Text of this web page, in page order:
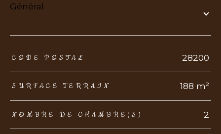
général
TRAD_ZEPHYR_Caracteristique TRAD_ZEPHYR_Valeurs
CODE POSTAL 28200
SURFACE TERRAIN 188 m²
NOMBRE DE CHAMBRE(S) 2